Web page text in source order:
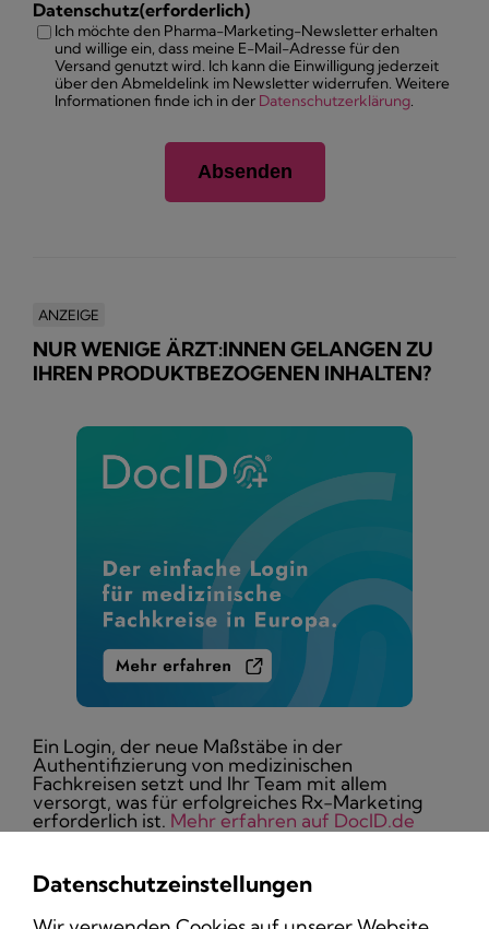
Datenschutz(erforderlich)
Ich möchte den Pharma-Marketing-Newsletter erhalten
und willige ein, dass meine E-Mail-Adresse für den
Versand genutzt wird. Ich kann die Einwilligung jederzeit
über den Abmeldelink im Newsletter widerrufen. Weitere
Informationen finde ich in der Datenschutzerklärung
ANZEIGE
NUR WENIGE ÄRZT:INNEN GELANGEN ZU
IHREN PRODUKTBEZOGENEN INHALTEN?
Ein Login, der neue Maßstäbe in der
Authentifizierung von medizinischen
Fachkreisen setzt und Ihr Team mit allem
versorgt, was für erfolgreiches Rx-Marketing
erforderlich ist. Mehr erfahren auf DocID.de
Datenschutzeinstellungen